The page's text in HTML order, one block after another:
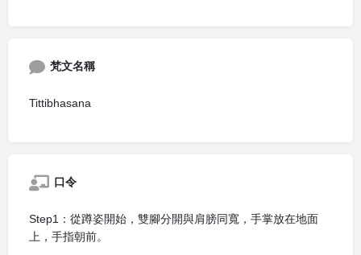
梵文名稱
Tittibhasana
口令
Step1：從蹲姿開始，雙腳分開與肩膀同寬，手掌放在地面
上，手指朝前。